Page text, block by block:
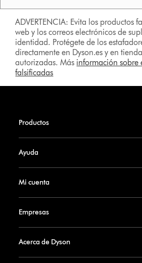
ADVERTENCIA: Evita los productos
web y los correos electrónicos de
identidad. Protégete de los
directamente en Dyson.es y en
autorizadas. Más información sobre
falsificadas
Productos
Ayuda
Mi cuenta
Empresas
Acerca de Dyson